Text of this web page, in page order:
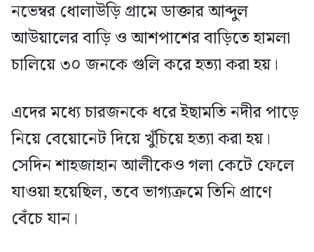
নভেম্বর ধোলাউড়ি গ্রামে ডাক্তার আব্দুল
আউয়ালের বাড়ি ও আশপাশের বাড়িতে হামলা
চালিয়ে ৩০ জনকে গুলি করে হত্যা করা হয়।
এদের মধ্যে চারজনকে ধরে ইছামতি নদীর পাড়ে
নিয়ে বেয়োনেট দিয়ে খুঁচিয়ে হত্যা করা হয়।
সেদিন শাহজাহান আলীকেও গলা কেটে ফেলে
যাওয়া হয়েছিল, তবে ভাগ্যক্রমে তিনি প্রাণে
বেঁচে যান।